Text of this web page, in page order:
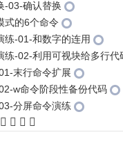
-03-确认替换
式的6个命令
练-01-和数字的连用
练-02-利用可视块给多行代
末行命令扩展
w命令阶段性备份代码
分屏命令演练